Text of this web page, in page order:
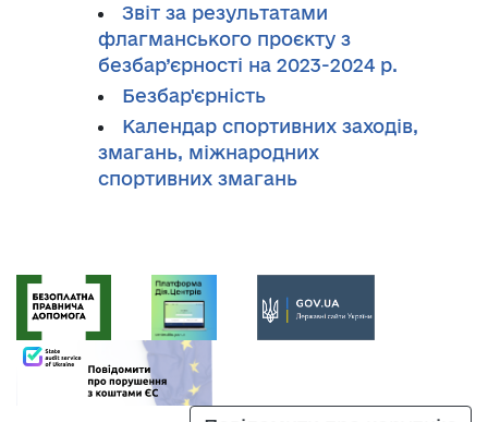
Звіт за результатами
флагманського проєкту з
безбар’єрності на 2023-2024 р.
Безбар'єрність
Календар спортивних заходів,
змагань, міжнародних
спортивних змагань